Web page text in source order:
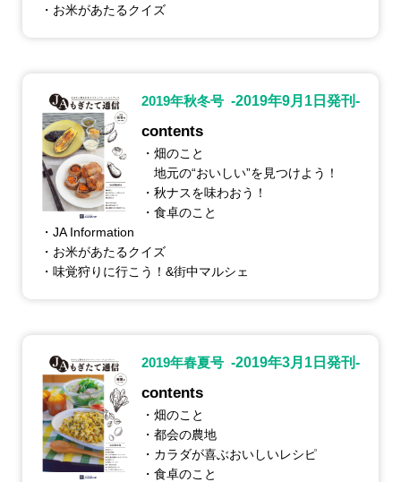
・お米があたるクイズ
2019年秋冬号 -2019年9月1日発刊-
contents
・畑のこと
地元の“おいしい”を見つけよう！
・秋ナスを味わおう！
・食卓のこと
・JA Information
・お米があたるクイズ
・味覚狩りに行こう！&街中マルシェ
2019年春夏号 -2019年3月1日発刊-
contents
・畑のこと
・都会の農地
・カラダが喜ぶおいしいレシピ
・食卓のこと